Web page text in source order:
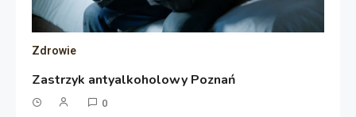
Zdrowie
Zastrzyk antyalkoholowy Poznań
0